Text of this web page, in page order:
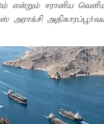
என்றும் ஈரானிய